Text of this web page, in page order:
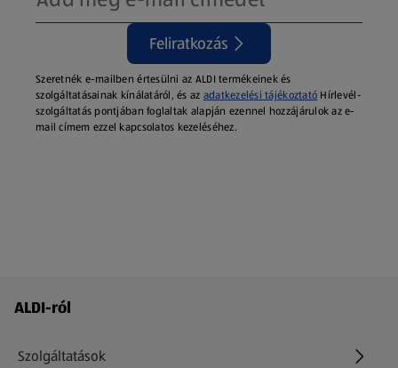
Feliratkozás
Szeretnék e-mailben értesülni az ALDI termékeinek és
szolgáltatásainak kínálatáról, és az adatkezelési tájékoztató Hírlevél-
szolgáltatás pontjában foglaltak alapján ezennel hozzájárulok az e-
mail címem ezzel kapcsolatos kezeléséhez.
Láblécmenü - további linkek
ALDI-ról
Szolgáltatások